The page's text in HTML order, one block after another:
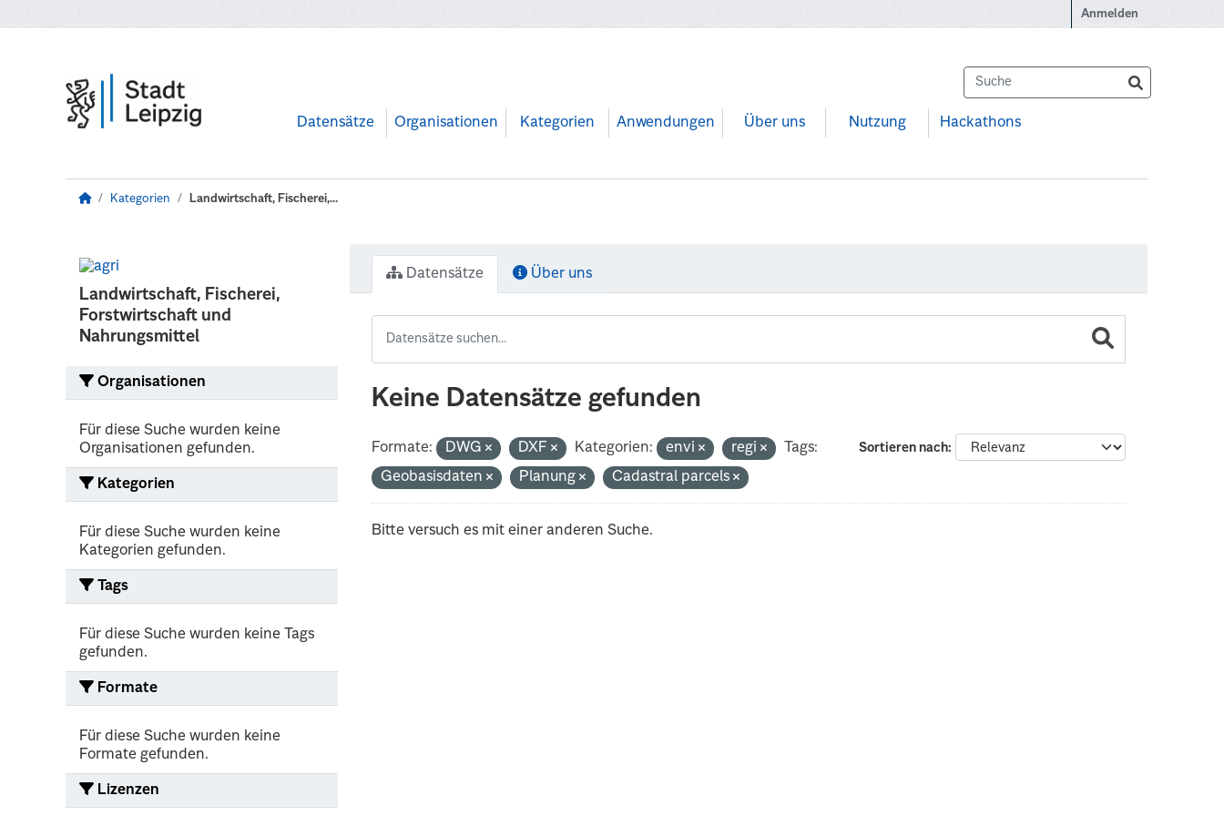
Anmelden
Datensätze Organisationen Kategorien Anwendungen Über uns Nutzung Hackathons
Kategorien Landwirtschaft, Fischerei,...
Landwirtschaft, Fischerei,
Forstwirtschaft und
Nahrungsmittel
Organisationen
Für diese Suche wurden keine
Organisationen gefunden.
Kategorien
Für diese Suche wurden keine
Kategorien gefunden.
Tags
Für diese Suche wurden keine Tags
gefunden.
Formate
Für diese Suche wurden keine
Formate gefunden.
Lizenzen
Datensätze Über uns
Keine Datensätze gefunden
Sortieren nach
Formate: DWG DXF Kategorien: envi regi
Tags:
Geobasisdaten
Planung Cadastral parcels
Bitte versuch es mit einer anderen Suche.